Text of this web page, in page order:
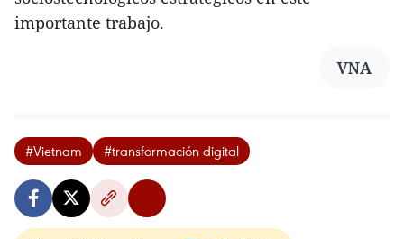
importante trabajo.
VNA
#Vietnam #transformación digital